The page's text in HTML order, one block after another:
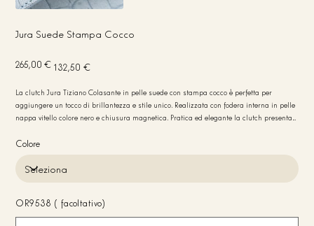
Jura Suede Stampa Cocco
Prezzo
originale
265,00 €
scontato
132,50 €
La clutch Jura Tiziano Colasante in pelle suede con stampa cocco è perfetta per
aggiungere un tocco di brillantezza e stile unico. Realizzata con fodera interna in pelle
nappa vitello colore nero e chiusura magnetica. Pratica ed elegante la clutch presenta
Dimensioni compatte 22x12x6 cm. Peso leggero 250 gr ideale per ogni occasione
Colore
OR9538 (facoltativo)